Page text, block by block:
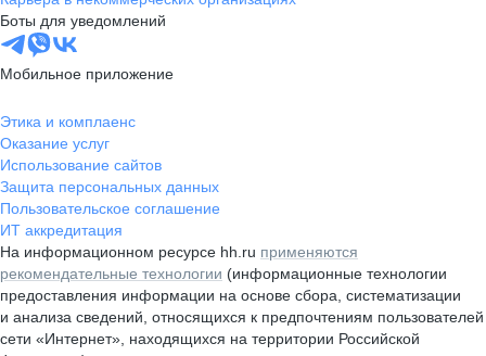
Боты для уведомлений
Мобильное приложение
Этика и комплаенс
Оказание услуг
Использование сайтов
Защита персональных данных
Пользовательское соглашение
ИТ аккредитация
На информационном ресурсе hh.ru применяются
рекомендательные технологии (информационные технологии
предоставления информации на основе сбора, систематизации
и анализа сведений, относящихся к предпочтениям пользователей
сети «Интернет», находящихся на территории Российской